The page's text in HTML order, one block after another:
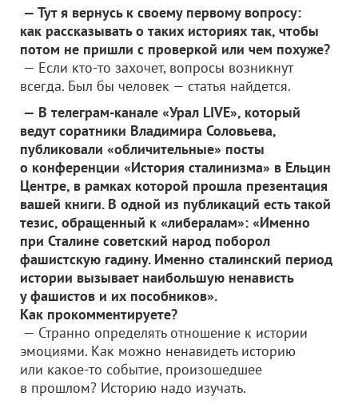
— Тут я вернусь к своему первому вопросу:
как рассказывать о таких историях так, чтобы
потом не пришли с проверкой или чем похуже?
— Если кто-то захочет, вопросы возникнут
всегда. Был бы человек — статья найдется.
— В телеграм-канале «Урал LIVE», который
ведут соратники Владимира Соловьева,
публиковали «обличительные» посты
о конференции «История сталинизма» в Ельцин
Центре, в рамках которой прошла презентация
вашей книги. В одной из публикаций есть такой
тезис, обращенный к «либералам»: «Именно
при Сталине советский народ поборол
фашистскую гадину. Именно сталинский период
истории вызывает наибольшую ненависть
у фашистов и их пособников».
Как прокомментируете?
— Странно определять отношение к истории
эмоциями. Как можно ненавидеть историю
или какое-то событие, произошедшее
в прошлом? Историю надо изучать.